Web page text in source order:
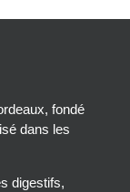
fondé
dans les
digestifs,